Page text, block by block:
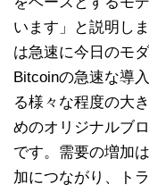
います」と説明し
は急速に今日のモ
Bitcoinの急速な導
る様々な程度の大
めのオリジナルブ
です。需要の増加
加につながり、ト